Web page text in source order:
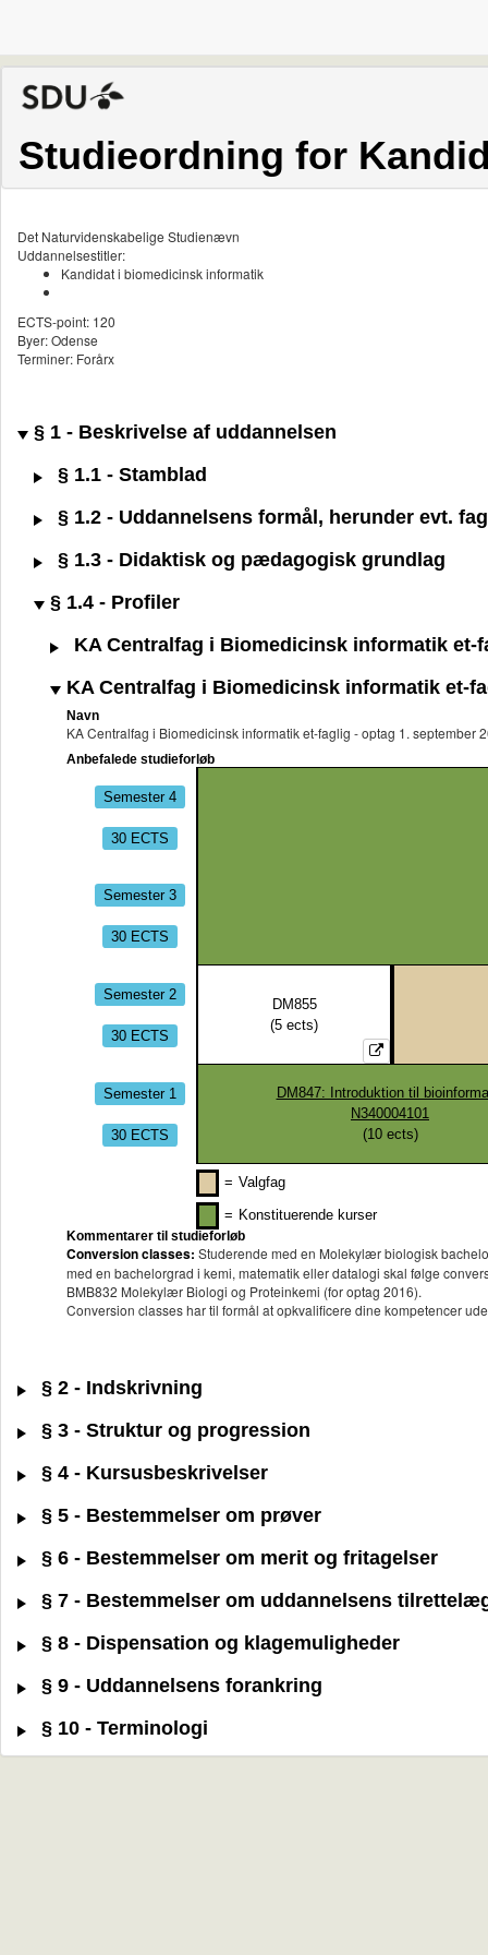
Studieordning for
Det Naturvidenskabelige Studienævn
Uddannelsestitler:
Kandidat i biomedicinsk informatik
ECTS-point: 120
Byer: Odense
Terminer: Forårx
§ 1 - Beskrivelse af uddannelsen
§ 1.1 - Stamblad
§ 1.2 - Uddannelsens formål, herunder evt.
§ 1.3 - Didaktisk og pædagogisk grundlag
§ 1.4 - Profiler
KA Centralfag i Biomedicinsk informatik et-
KA Centralfag i Biomedicinsk informatik et-
Navn
KA Centralfag i Biomedicinsk informatik et-faglig - optag 1. september
Anbefalede studieforløb
Semester 4
30 ECTS
Semester 3
30 ECTS
Semester 2
30 ECTS
DM855
(5 ects)
Semester 1
30 ECTS
DM847: Introduktion til
N340004101
(10ects)
= Valgfag
= Konstituerende kurser
Kommentarer til studieforløb
Conversion classes: Studerende med en Molekylær biologisk
med en bachelorgrad i kemi, matematik eller datalogi skal følge
BMB832 Molekylær Biologi og Proteinkemi (for optag 2016).
Conversion classes har til formål at opkvalificere dine kompetencer
§ 2 - Indskrivning
§ 3 - Struktur og progression
§ 4 - Kursusbeskrivelser
§ 5 - Bestemmelser om prøver
§ 6 - Bestemmelser om merit og fritagelser
§ 7 - Bestemmelser om uddannelsens
§ 8 - Dispensation og klagemuligheder
§ 9 - Uddannelsens forankring
§ 10 - Terminologi